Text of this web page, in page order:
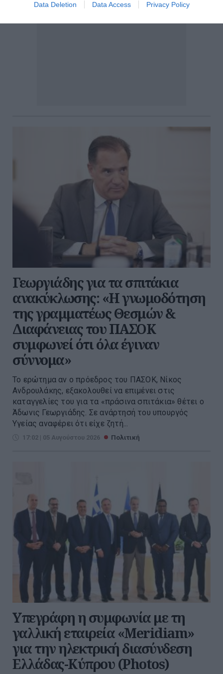
Data Deletion Data Access Privacy Policy
Γεωργιάδης για τα σπιτάκια
ανακύκλωσης: «Η γνωμοδότηση
της γραμματέως Θεσμών &
Διαφάνειας του ΠΑΣΟΚ
συμφωνεί ότι όλα έγιναν
σύννομα»
Το ερώτημα αν ο πρόεδρος του ΠΑΣΟΚ, Νίκος
Ανδρουλάκης, εξακολουθεί να επιμένει στις
καταγγελίες του για τα «πράσινα σπιτάκια» θέτει ο
Άδωνις Γεωργιάδης. Σε ανάρτησή του υπουργός
Υγείας αναφέρει ότι είχε ζητή...
17:02 | 05 Αυγούστου 2026 Πολιτική
Υπεγράφη η συμφωνία με τη
γαλλική εταιρεία «Meridiam»
για την ηλεκτρική διασύνδεση
Ελλάδας-Κύπρου (Photos)